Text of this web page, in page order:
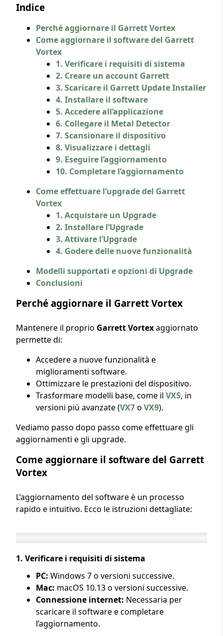
Indice
Perché aggiornare il Garrett Vortex
Come aggiornare il software del Garrett
Vortex
1. Verificare i requisiti di sistema
2. Creare un account Garrett
3. Scaricare il Garrett Update Installer
4. Installare il software
5. Accedere all’applicazione
6. Collegare il Metal Detector
7. Scansionare il dispositivo
8. Visualizzare i dettagli
9. Eseguire l’aggiornamento
10. Completare l’aggiornamento
Come effettuare l’upgrade del Garrett
Vortex
1. Acquistare un Upgrade
2. Installare l’Upgrade
3. Attivare l’Upgrade
4. Godere delle nuove funzionalità
Modelli supportati e opzioni di Upgrade
Conclusioni
Perché aggiornare il Garrett Vortex
Mantenere il proprio Garrett Vortexaggiornato
permette di:
Accedere a nuove funzionalità e
miglioramenti software.
Ottimizzare le prestazioni del dispositivo.
Trasformare modelli base, come il VX5, in
versioni più avanzate (VX7o VX9).
Vediamo passo dopo passo come effettuare gli
aggiornamenti e gli upgrade.
Come aggiornare il software del Garrett
Vortex
L’aggiornamento del software è un processo
rapido e intuitivo. Ecco le istruzioni dettagliate:
1. Verificare i requisiti di sistema
PC: Windows 7 o versioni successive.
Mac: macOS 10.13 o versioni successive.
Connessione internet: Necessaria per
scaricare il software e completare
l’aggiornamento.